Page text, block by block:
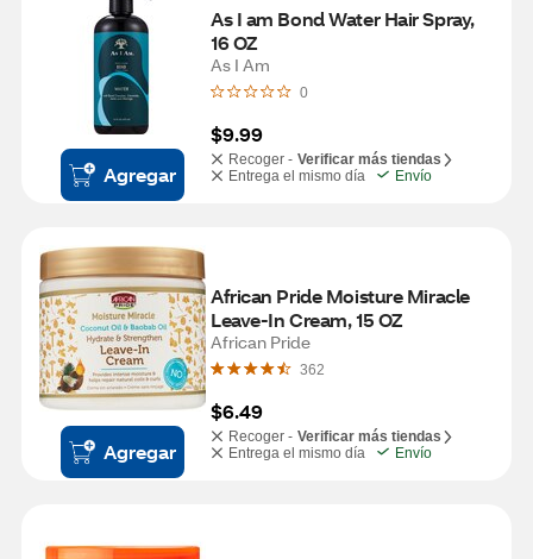
Agregar
As I am Bond Water Hair Spray,
16 OZ
As I Am
0
$9.99
Recoger - Verificar más tiendas
Entrega el mismo día
Envío
Agregar
African Pride Moisture Miracle
Leave-In Cream, 15 OZ
African Pride
362
$6.49
Recoger - Verificar más tiendas
Entrega el mismo día
Envío